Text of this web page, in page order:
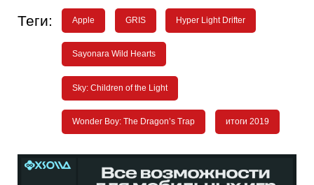
Теги: Apple GRIS Hyper Light Drifter
Sayonara Wild Hearts
Sky: Children of the Light
Wonder Boy: The Dragon’s Trap итоги 2019